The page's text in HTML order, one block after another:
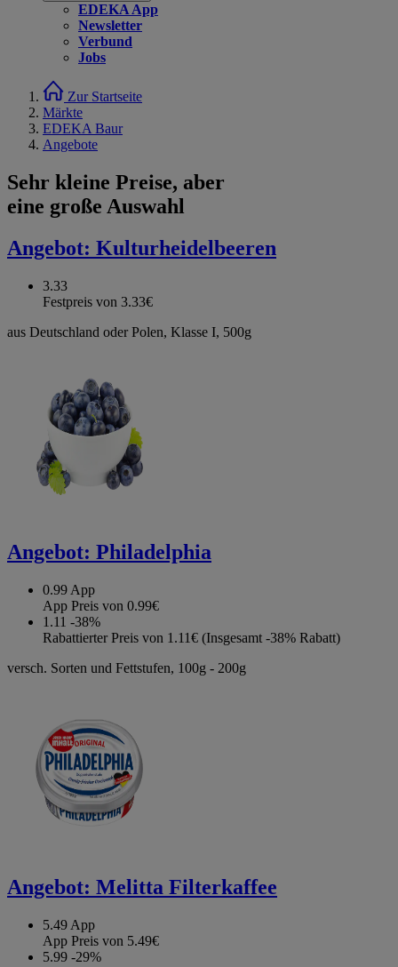
EDEKA App
Newsletter
Verbund
Jobs
Zur Startseite
Märkte
EDEKA Baur
Angebote
Sehr kleine Preise, aber
eine große Auswahl
Angebot: Kulturheidelbeeren
3.33
Festpreis von 3.33€
aus Deutschland oder Polen, Klasse I, 500g
Angebot: Philadelphia
0.99 App
App Preis von 0.99€
1.11 -38%
Rabattierter Preis von 1.11€ (Insgesamt -38% Rabatt)
versch. Sorten und Fettstufen, 100g - 200g
Angebot: Melitta Filterkaffee
5.49 App
App Preis von 5.49€
5.99 -29%